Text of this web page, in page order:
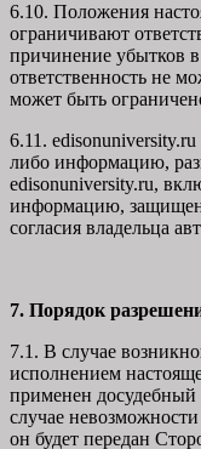
6.10. Положения
ограничивают
причинение убытков в
ответственность не
может быть
6.11. edisonuniversity.ru
либо информацию,
edisonuniversity.ru,
информацию,
согласия владельца
7. Порядок
7.1. В случае
исполнением
применен досудебный
случае
он будет передан